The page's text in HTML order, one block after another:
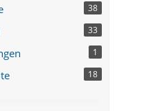
38
33
1
18